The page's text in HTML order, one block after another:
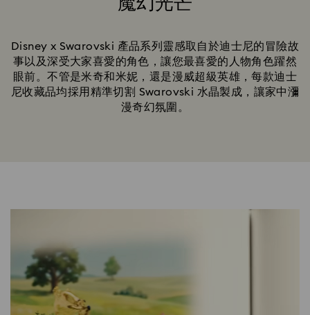
Disney x Swarovski 產品系列靈感取自於迪士尼的冒險故
事以及深受大家喜愛的角色，讓您最喜愛的人物角色躍然
眼前。不管是米奇和米妮，還是漫威超級英雄，每款迪士
尼收藏品均採用精準切割 Swarovski 水晶製成，讓家中瀰
漫奇幻氛圍。